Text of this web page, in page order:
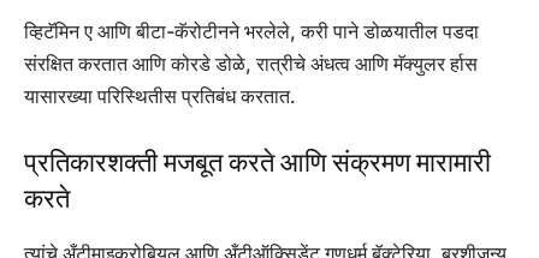
व्हिटॅमिन ए आणि बीटा-कॅरोटीनने भरलेले, करी पाने डोळयातील पडदा
संरक्षित करतात आणि कोरडे डोळे, रात्रीचे अंधत्व आणि मॅक्युलर र्हास
यासारख्या परिस्थितीस प्रतिबंध करतात.
प्रतिकारशक्ती मजबूत करते आणि संक्रमण मारामारी
करते